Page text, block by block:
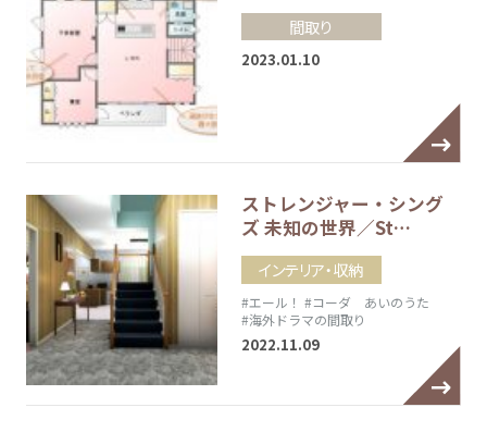
間取り
2023.01.10
ストレンジャー・シング
ズ 未知の世界／St…
インテリア・収納
#エール！ #コーダ あいのうた
#海外ドラマの間取り
2022.11.09